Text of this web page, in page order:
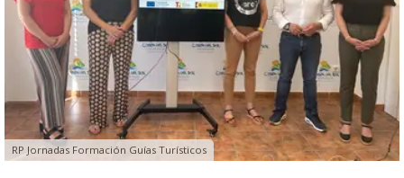
RP Jornadas Formación Guías Turísticos